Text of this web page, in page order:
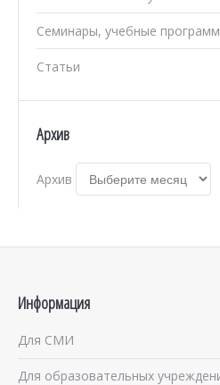
Семинары, учебные
Статьи
Архив
Архив
Информация
Для СМИ
Для образовательных